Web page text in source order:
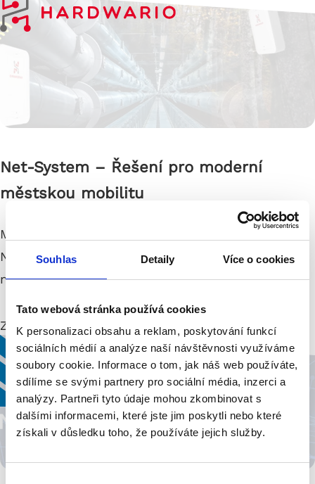
Souhlas Detaily Více o cookies
Tato webová stránka používá cookies
K personalizaci obsahu a reklam, poskytování funkcí
sociálních médií a analýze naší návštěvnosti využíváme
soubory cookie. Informace o tom, jak náš web používáte,
sdílíme se svými partnery pro sociální média, inzerci a
analýzy. Partneři tyto údaje mohou zkombinovat s
dalšími informacemi, které jste jim poskytli nebo které
získali v důsledku toho, že používáte jejich služby.
Net-System – Řešení pro moderní
městskou mobilitu
Městská mobilita bez zádrhelů. Projekt s
Netsystem prověřil naši schopnost řídit i ty
nejsložitější zakázky v terénu. ...
Zjistěte více